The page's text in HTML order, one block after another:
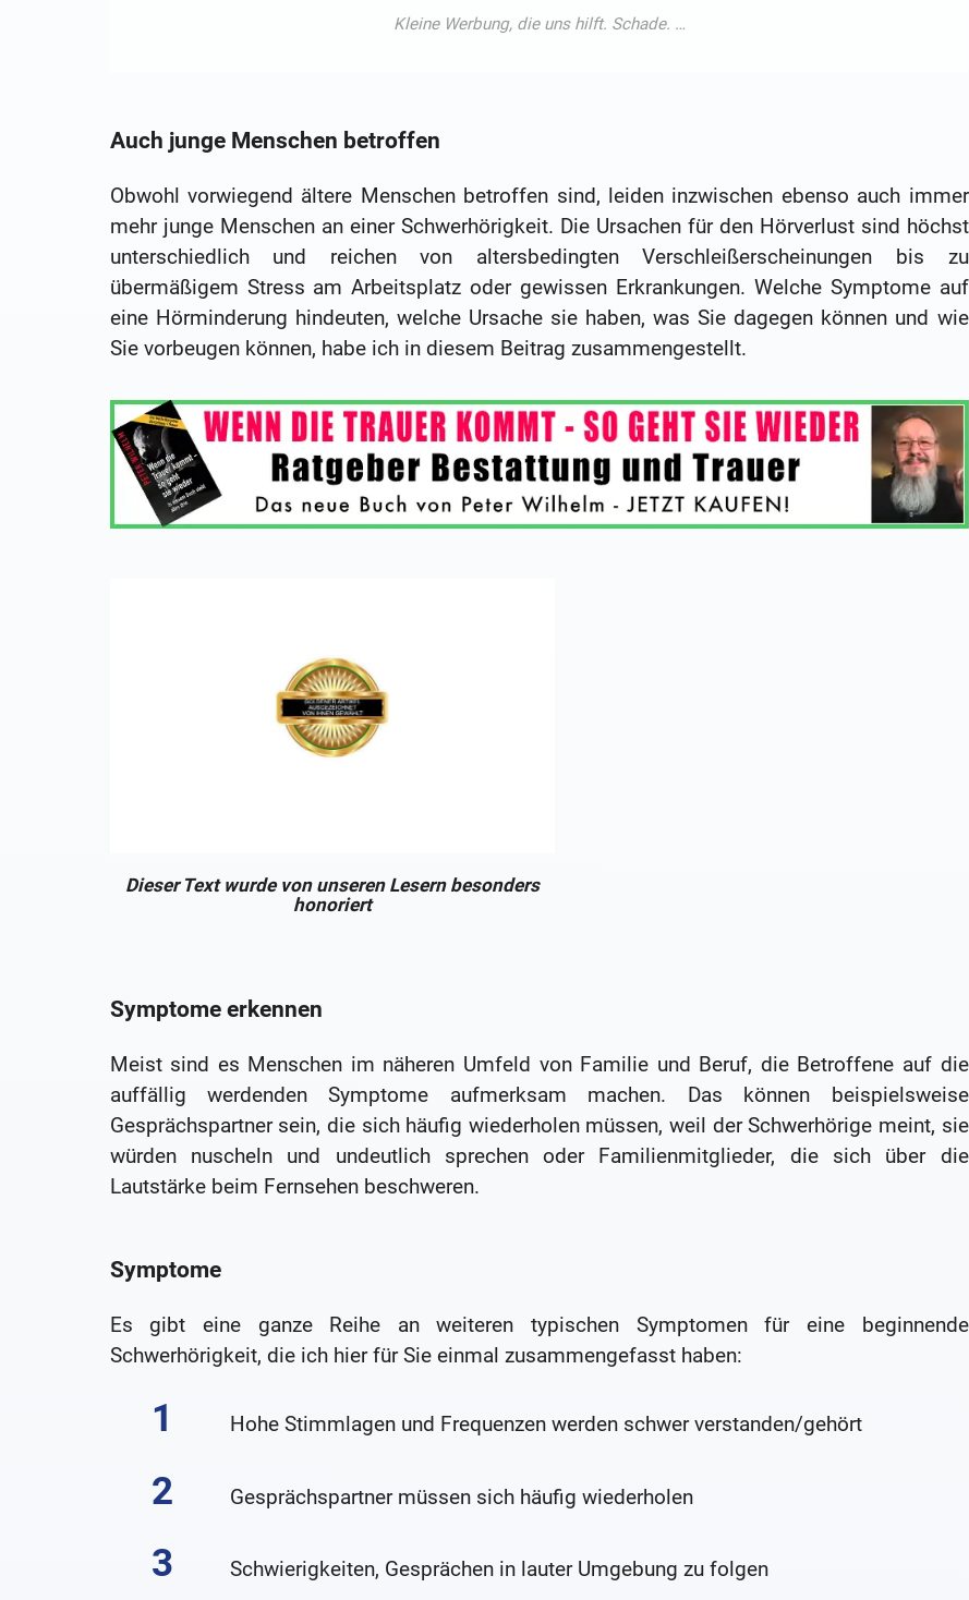
Auch junge Menschen betroffen
Obwohl vorwiegend ältere Menschen betroffen sind, leiden inzwischen ebenso auch immer
mehr junge Menschen an einer Schwerhörigkeit. Die Ursachen für den Hörverlust sind höchst
unterschiedlich und reichen von altersbedingten Verschleißerscheinungen bis zu
übermäßigem Stress am Arbeitsplatz oder gewissen Erkrankungen. Welche Symptome auf
eine Hörminderung hindeuten, welche Ursache sie haben, was Sie dagegen können und wie
Sie vorbeugen können, habe ich in diesem Beitrag zusammengestellt.
Dieser Text wurde von unseren Lesern besonders
honoriert
Symptome erkennen
Meist sind es Menschen im näheren Umfeld von Familie und Beruf, die Betroffene auf die
auffällig werdenden Symptome aufmerksam machen. Das können beispielsweise
Gesprächspartner sein, die sich häufig wiederholen müssen, weil der Schwerhörige meint, sie
würden nuscheln und undeutlich sprechen oder Familienmitglieder, die sich über die
Lautstärke beim Fernsehen beschweren.
Symptome
Es gibt eine ganze Reihe an weiteren typischen Symptomen für eine beginnende
Schwerhörigkeit, die ich hier für Sie einmal zusammengefasst haben:
Hohe Stimmlagen und Frequenzen werden schwer verstanden/gehört
Gesprächspartner müssen sich häufig wiederholen
Schwierigkeiten, Gesprächen in lauter Umgebung zu folgen